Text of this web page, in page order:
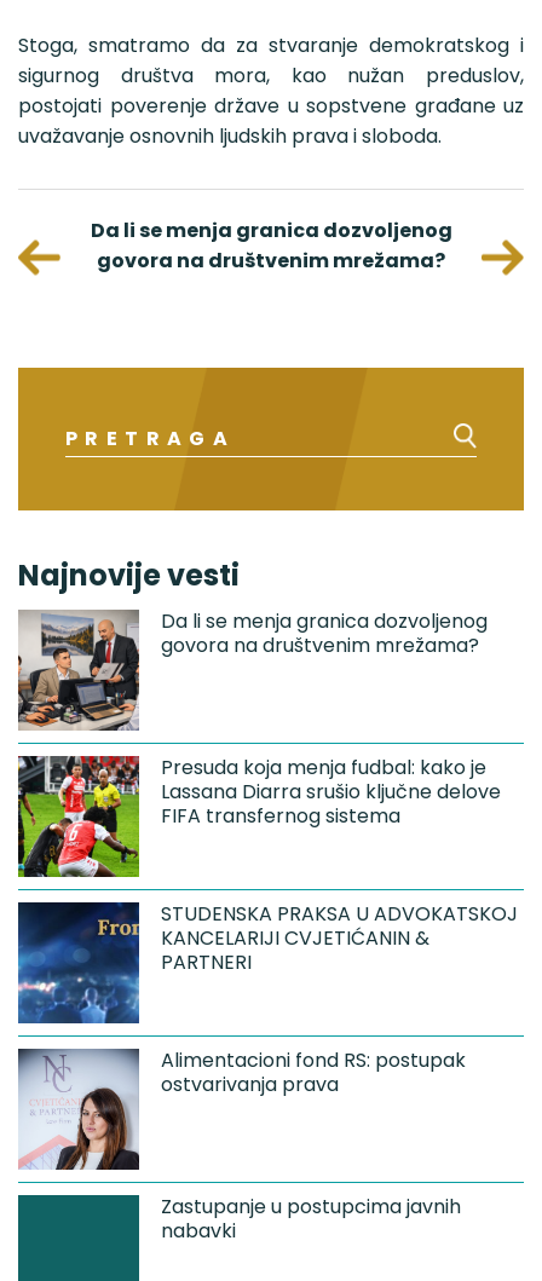
Stoga, smatramo da za stvaranje demokratskog i
sigurnog društva mora, kao nužan preduslov,
postojati poverenje države u sopstvene građane uz
uvažavanje osnovnih ljudskih prava i sloboda.
Da li se menja granica dozvoljenog
govora na društvenim mrežama?
Najnovije vesti
Da li se menja granica dozvoljenog
govora na društvenim mrežama?
Presuda koja menja fudbal: kako je
Lassana Diarra srušio ključne delove
FIFA transfernog sistema
STUDENSKA PRAKSA U ADVOKATSKOJ
KANCELARIJI CVJETIĆANIN &
PARTNERI
Alimentacioni fond RS: postupak
ostvarivanja prava
Zastupanje u postupcima javnih
nabavki